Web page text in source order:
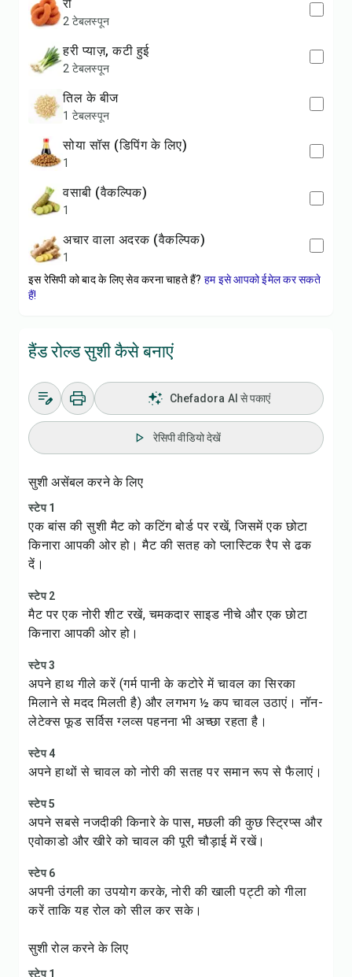
रो
2 टेबलस्पून
हरी प्याज़, कटी हुई
2 टेबलस्पून
तिल के बीज
1 टेबलस्पून
सोया सॉस (डिपिंग के लिए)
1
वसाबी (वैकल्पिक)
1
अचार वाला अदरक (वैकल्पिक)
1
इस रेसिपी को बाद के लिए सेव करना चाहते हैं? हम इसे आपको ईमेल कर सकते
हैं!
हैंड रोल्ड सुशी कैसे बनाएं
Chefadora AI से पकाएं
रेसिपी वीडियो देखें
सुशी असेंबल करने के लिए
स्टेप 1
एक बांस की सुशी मैट को कटिंग बोर्ड पर रखें, जिसमें एक छोटा
किनारा आपकी ओर हो। मैट की सतह को प्लास्टिक रैप से ढक
दें।
स्टेप 2
मैट पर एक नोरी शीट रखें, चमकदार साइड नीचे और एक छोटा
किनारा आपकी ओर हो।
स्टेप 3
अपने हाथ गीले करें (गर्म पानी के कटोरे में चावल का सिरका
मिलाने से मदद मिलती है) और लगभग ½ कप चावल उठाएं। नॉन-
लेटेक्स फूड सर्विस ग्लव्स पहनना भी अच्छा रहता है।
स्टेप 4
अपने हाथों से चावल को नोरी की सतह पर समान रूप से फैलाएं।
स्टेप 5
अपने सबसे नजदीकी किनारे के पास, मछली की कुछ स्ट्रिप्स और
एवोकाडो और खीरे को चावल की पूरी चौड़ाई में रखें।
स्टेप 6
अपनी उंगली का उपयोग करके, नोरी की खाली पट्टी को गीला
करें ताकि यह रोल को सील कर सके।
सुशी रोल करने के लिए
स्टेप 1